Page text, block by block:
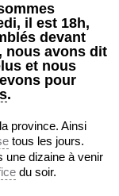
il est 18h,
devant
nous avons dit
et nous
pour
.
province. Ainsi
tous les jours.
une dizaine à venir
du soir.